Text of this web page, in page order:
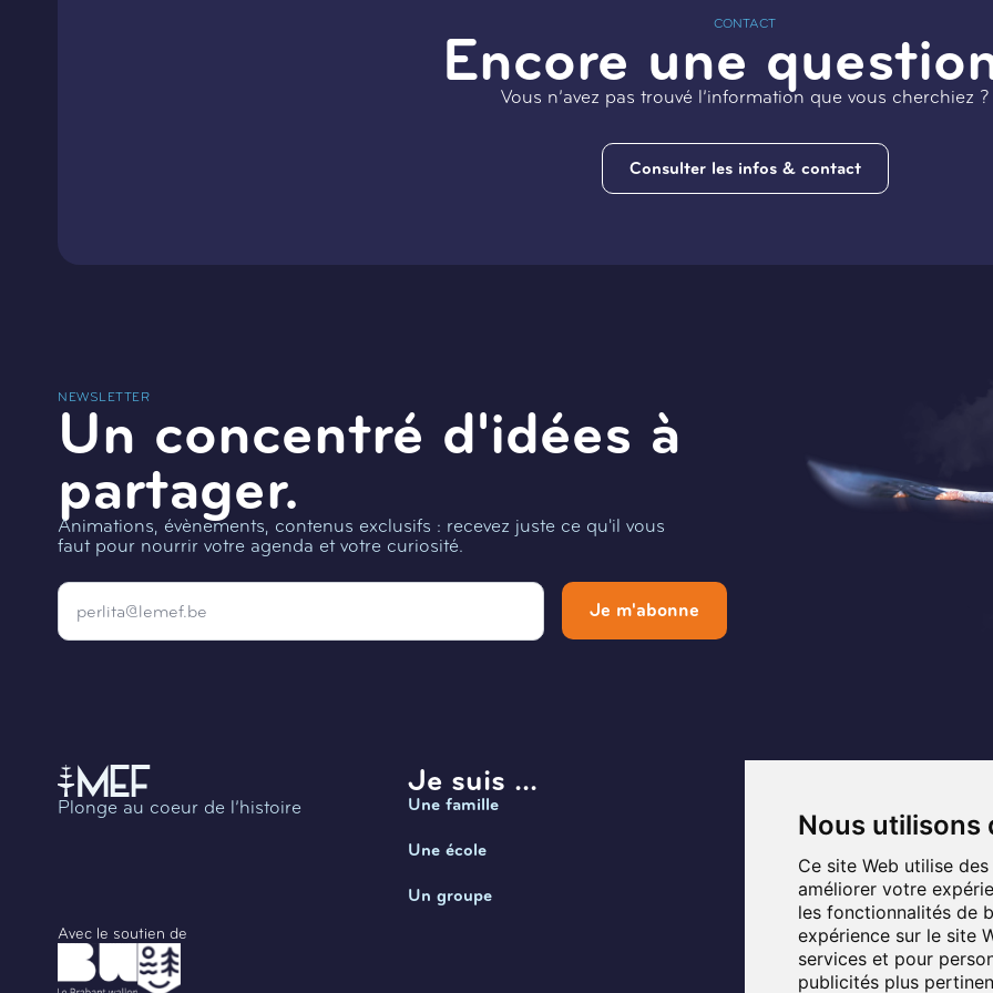
Nous utilisons
Ce site Web utilise
améliorer votre
les fonctionnalités de
expérience sur le site
services et pour
publicités plus
CONTACT
Encore une
Vous n’avez pas trouvé l’information que vous cherchiez ?
Consulter les infos & contact
NEWSLETTER
Un concentré d'idées à
partager.
Animations, évènements, contenus exclusifs : recevez juste ce qu'il vous
faut pour nourrir votre agenda et votre curiosité.
Email
Je m'abonne
Plonge au coeur de l’histoire
Avec le soutien de
Je suis ...
Une famille
Une école
Un groupe Planifier ma visite
Programmation
Fontaines de Belgique